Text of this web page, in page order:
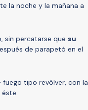
la noche y la mañana a
sin percatarse que su
de parapetó en el
tipo revólver, con la